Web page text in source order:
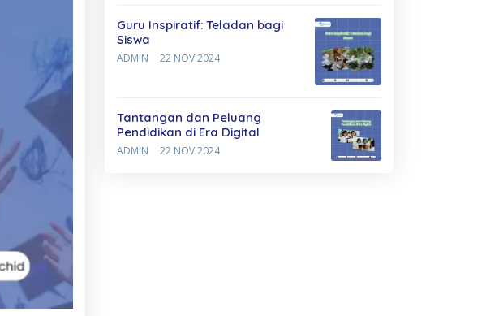
Guru Inspiratif: Teladan bagi
Siswa
ADMIN 22 NOV 2024
Tantangan dan Peluang
Pendidikan di Era Digital
ADMIN 22 NOV 2024